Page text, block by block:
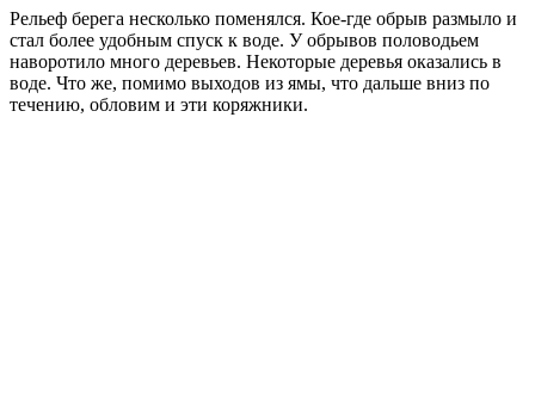
Рельеф берега несколько поменялся. Кое-где обрыв размыло и
стал более удобным спуск к воде. У обрывов половодьем
наворотило много деревьев. Некоторые деревья оказались в
воде. Что же, помимо выходов из ямы, что дальше вниз по
течению, обловим и эти коряжники.